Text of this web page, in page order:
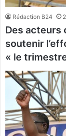
Rédaction B24
Des acteurs
soutenir
« le